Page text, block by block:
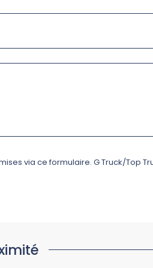
via ce formulaire. G Truck/Top